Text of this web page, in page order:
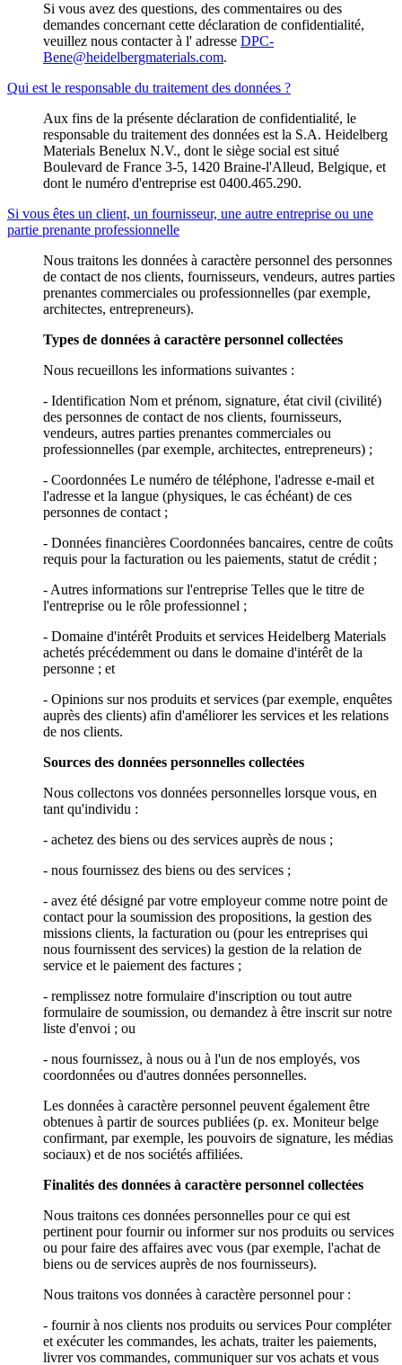
Si vous avez des questions, des commentaires ou des
demandes concernant cette déclaration de confidentialité,
veuillez nous contacter à l' adresse DPC-
Bene@heidelbergmaterials.com.
Qui est le responsable du traitement des données ?
Aux fins de la présente déclaration de confidentialité, le
responsable du traitement des données est la S.A. Heidelberg
Materials Benelux N.V., dont le siège social est situé
Boulevard de France 3-5, 1420 Braine-l'Alleud, Belgique, et
dont le numéro d'entreprise est 0400.465.290.
Si vous êtes un client, un fournisseur, une autre entreprise ou une
partie prenante professionnelle
Nous traitons les données à caractère personnel des personnes
de contact de nos clients, fournisseurs, vendeurs, autres parties
prenantes commerciales ou professionnelles (par exemple,
architectes, entrepreneurs).
Types de données à caractère personnel collectées
Nous recueillons les informations suivantes :
- Identification Nom et prénom, signature, état civil (civilité)
des personnes de contact de nos clients, fournisseurs,
vendeurs, autres parties prenantes commerciales ou
professionnelles (par exemple, architectes, entrepreneurs) ;
- Coordonnées Le numéro de téléphone, l'adresse e-mail et
l'adresse et la langue (physiques, le cas échéant) de ces
personnes de contact ;
- Données financières Coordonnées bancaires, centre de coûts
requis pour la facturation ou les paiements, statut de crédit ;
- Autres informations sur l'entreprise Telles que le titre de
l'entreprise ou le rôle professionnel ;
- Domaine d'intérêt Produits et services Heidelberg Materials
achetés précédemment ou dans le domaine d'intérêt de la
personne ; et
- Opinions sur nos produits et services (par exemple, enquêtes
auprès des clients) afin d'améliorer les services et les relations
de nos clients.
Sources des données personnelles collectées
Nous collectons vos données personnelles lorsque vous, en
tant qu'individu :
- achetez des biens ou des services auprès de nous ;
- nous fournissez des biens ou des services ;
- avez été désigné par votre employeur comme notre point de
contact pour la soumission des propositions, la gestion des
missions clients, la facturation ou (pour les entreprises qui
nous fournissent des services) la gestion de la relation de
service et le paiement des factures ;
- remplissez notre formulaire d'inscription ou tout autre
formulaire de soumission, ou demandez à être inscrit sur notre
liste d'envoi ; ou
- nous fournissez, à nous ou à l'un de nos employés, vos
coordonnées ou d'autres données personnelles.
Les données à caractère personnel peuvent également être
obtenues à partir de sources publiées (p. ex. Moniteur belge
confirmant, par exemple, les pouvoirs de signature, les médias
sociaux) et de nos sociétés affiliées.
Finalités des données à caractère personnel collectées
Nous traitons ces données personnelles pour ce qui est
pertinent pour fournir ou informer sur nos produits ou services
ou pour faire des affaires avec vous (par exemple, l'achat de
biens ou de services auprès de nos fournisseurs).
Nous traitons vos données à caractère personnel pour :
- fournir à nos clients nos produits ou services Pour compléter
et exécuter les commandes, les achats, traiter les paiements,
livrer vos commandes, communiquer sur vos achats et vous